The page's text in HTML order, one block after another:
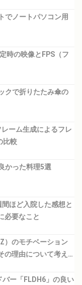
でノートパソコン用
時の映像とFPS（フ
クで折りたたみ傘の
ーム生成によるフレ
比較
かった料理5選
ほど入院した感想と
必要なこと
）のモチベーション
の理由について考え
ー「FLDH6」の良い